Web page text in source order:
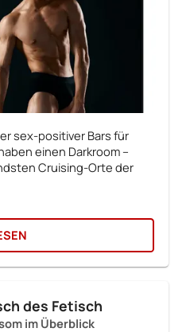
sex-positiver Bars für
einen Darkroom –
Cruising-Orte der
des Fetisch
im Überblick